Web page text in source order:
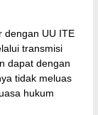
dengan UU ITE
transmisi
dapat dengan
tidak meluas
hukum